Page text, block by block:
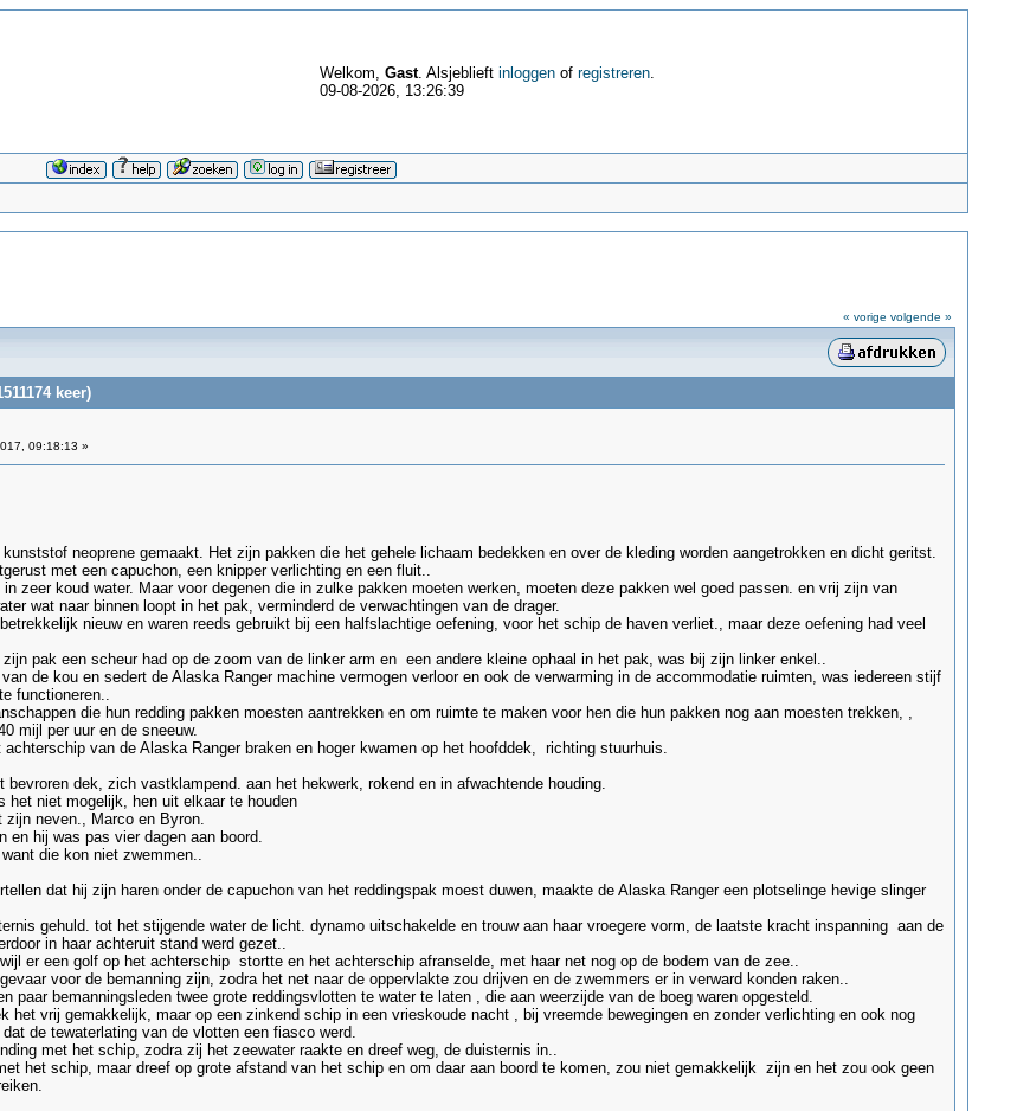
Welkom, Gast. Alsjeblieft inloggenof registreren.
09-08-2026, 13:26:39
« vorige volgende »
keer)
09:18:13 »
neoprene gemaakt. Het zijn pakken die het gehele lichaam bedekken en over de kleding worden aangetrokken en dicht geritst.
met een capuchon, een knipper verlichting en een fluit..
zeer koud water. Maar voor degenen die in zulke pakken moeten werken, moeten deze pakken wel goed passen. en vrij zijn van
wat naar binnen loopt in het pak, verminderd de verwachtingen van de drager.
nieuw en waren reeds gebruikt bij een halfslachtige oefening, voor het schip de haven verliet., maar deze oefening had veel
pak een scheur had op de zoom van de linker arm en een andere kleine ophaal in het pak, was bij zijn linker enkel..
de kou en sedert de Alaska Ranger machine vermogen verloor en ook de verwarming in de accommodatie ruimten, was iedereen stijf
functioneren..
die hun redding pakken moesten aantrekken en om ruimte te maken voor hen die hun pakken nog aan moesten trekken, ,
mijl per uur en de sneeuw.
van de Alaska Ranger braken en hoger kwamen op het hoofddek, richting stuurhuis.
bevroren dek, zich vastklampend. aan het hekwerk, rokend en in afwachtende houding.
het niet mogelijk, hen uit elkaar te houden
neven., Marco en Byron.
en hij was pas vier dagen aan boord.
die kon niet zwemmen..
dat hij zijn haren onder de capuchon van het reddingspak moest duwen, maakte de Alaska Ranger een plotselinge hevige slinger
gehuld. tot het stijgende water de licht. dynamo uitschakelde en trouw aan haar vroegere vorm, de laatste kracht inspanning aan de
in haar achteruit stand werd gezet..
er een golf op het achterschip stortte en het achterschip afranselde, met haar net nog op de bodem van de zee..
voor de bemanning zijn, zodra het net naar de oppervlakte zou drijven en de zwemmers er in verward konden raken..
paar bemanningsleden twee grote reddingsvlotten te water te laten , die aan weerzijde van de boeg waren opgesteld.
het vrij gemakkelijk, maar op een zinkend schip in een vrieskoude nacht , bij vreemde bewegingen en zonder verlichting en ook nog
de tewaterlating van de vlotten een fiasco werd.
met het schip, zodra zij het zeewater raakte en dreef weg, de duisternis in..
het schip, maar dreef op grote afstand van het schip en om daar aan boord te komen, zou niet gemakkelijk zijn en het zou ook geen